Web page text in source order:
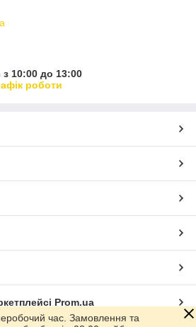
10:00 до 13:00
роботи
Prom.ua
час. Замовлення та